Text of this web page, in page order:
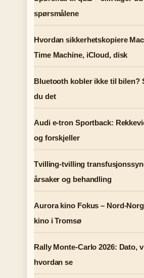
spørsmålene
Hvordan sikkerhetskopiere
Time Machine, iCloud, disk
Bluetooth kobler ikke til bilen?
du det
Audi e-tron Sportback:
og forskjeller
Tvilling-tvilling
årsaker og behandling
Aurora kino Fokus – Nord-
kino i Tromsø
Rally Monte-Carlo 2026: Dato,
hvordan se